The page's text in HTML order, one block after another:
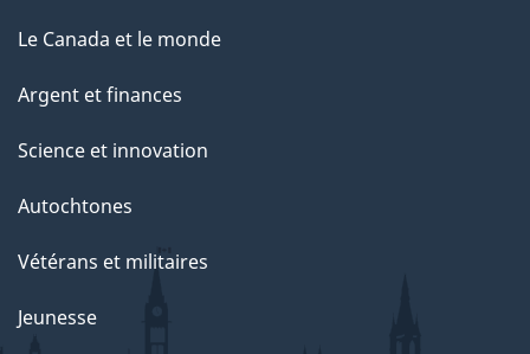
Le Canada et le monde
Argent et finances
Science et innovation
Autochtones
Vétérans et militaires
Jeunesse